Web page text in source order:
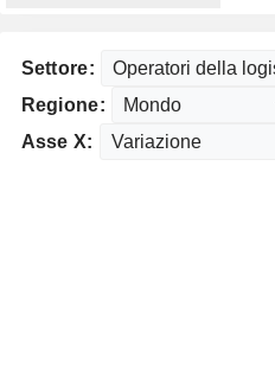
Settore:
Regione:
Asse X: